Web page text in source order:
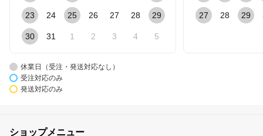
23 24 25 26 27 28 29
30 31 1 2 3 4 5
27 28 29
休業日（受注・発送対応なし）
受注対応のみ
発送対応のみ
ショップメニュー